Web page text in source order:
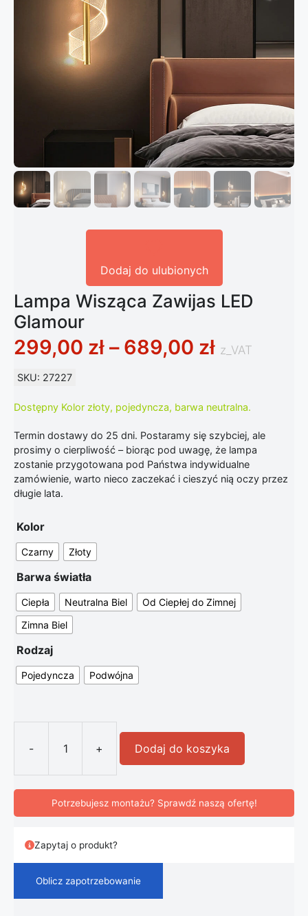
Dodaj do ulubionych
Lampa Wisząca Zawijas LED
Glamour
299,00 zł – 689,00 złZakres
z_VAT
SKU: 27227
Dostępny Kolor złoty, pojedyncza, barwa neutralna.
Termin dostawy do 25 dni. Postaramy się szybciej, ale
prosimy o cierpliwość – biorąc pod uwagę, że lampa
zostanie przygotowana pod Państwa indywidualne
zamówienie, warto nieco zaczekać i cieszyć nią oczy przez
długie lata.
Kolor
Czarny Złoty
Barwa światła
Ciepła Neutralna Biel
Od Ciepłej do Zimnej
Zimna Biel
Rodzaj
Pojedyncza Podwójna
-
ilość Lampa Wisząca Zawijas LED
+ Dodaj do koszyka
Potrzebujesz montażu? Sprawdź naszą ofertę!
Zapytaj o produkt?
Oblicz zapotrzebowanie